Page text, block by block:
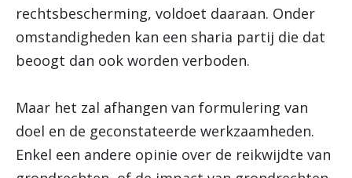
rechtsbescherming, voldoet daaraan. Onder
omstandigheden kan een sharia partij die dat
beoogt dan ook worden verboden.
Maar het zal afhangen van formulering van
doel en de geconstateerde werkzaamheden.
Enkel een andere opinie over de reikwijdte van